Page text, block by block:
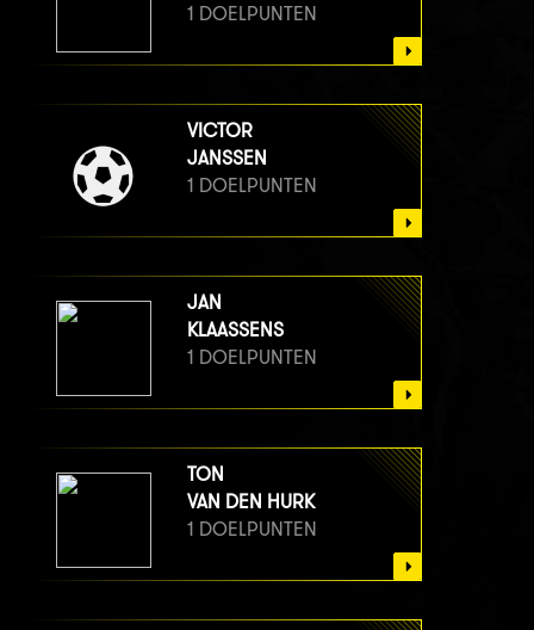
1 DOELPUNTEN
VICTOR
JANSSEN
1 DOELPUNTEN
JAN
KLAASSENS
1 DOELPUNTEN
TON
VAN DEN HURK
1 DOELPUNTEN